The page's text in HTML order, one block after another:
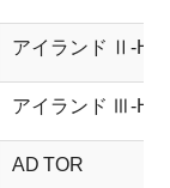
アイランド Ⅱ-HL
アイランド Ⅲ-HL
AD TOR